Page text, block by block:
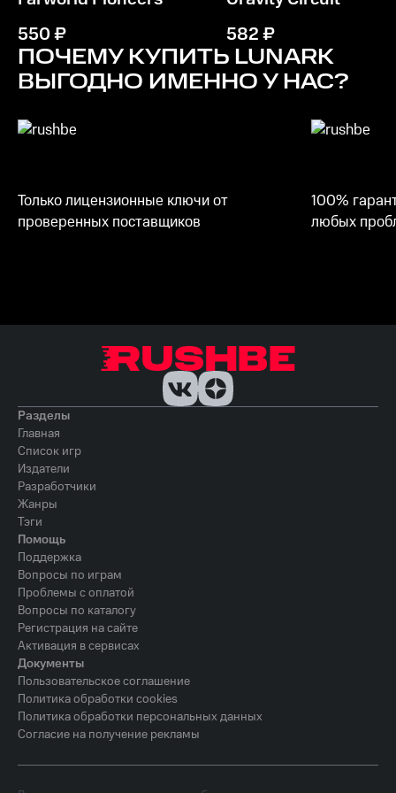
Память
1 ГБ ОЗУ
Место на диске
200 MБ
550₽
582₽
ПОЧЕМУ КУПИТЬ LUNARK
ВЫГОДНО ИМЕННО У НАС?
Только лицензионные ключи от
проверенных поставщиков
100%
любых
Разделы
Главная
Список игр
Издатели
Разработчики
Жанры
Тэги
Помощь
Поддержка
Вопросы по играм
Проблемы с оплатой
Вопросы по каталогу
Регистрация на сайте
Активация в сервисах
Документы
Пользовательское соглашение
Политика обработки cookies
Политика обработки персональных данных
Согласие на получение рекламы